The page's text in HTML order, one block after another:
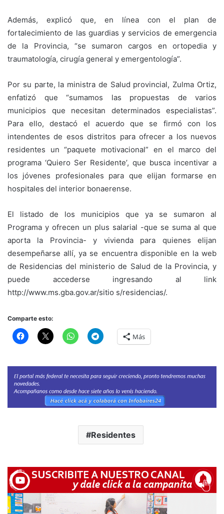
Además, explicó que, en línea con el plan de
fortalecimiento de las guardias y servicios de emergencia
de la Provincia, “se sumaron cargos en ortopedia y
traumatología, cirugía general y emergentología”.
Por su parte, la ministra de Salud provincial, Zulma Ortiz,
enfatizó que “sumamos las propuestas de varios
municipios que necesitan determinados especialistas”.
Para ello, destacó el acuerdo que se firmó con los
intendentes de esos distritos para ofrecer a los nuevos
residentes un “paquete motivacional” en el marco del
programa ‘Quiero Ser Residente’, que busca incentivar a
los jóvenes profesionales para que elijan formarse en
hospitales del interior bonaerense.
El listado de los municipios que ya se sumaron al
Programa y ofrecen un plus salarial -que se suma al que
aporta la Provincia- y vivienda para quienes elijan
desempeñarse allí, ya se encuentra disponible en la web
de Residencias del ministerio de Salud de la Provincia, y
puede accederse ingresando al link
http://www.ms.gba.gov.ar/sitio s/residencias/.
Comparte esto:
Más
Residentes